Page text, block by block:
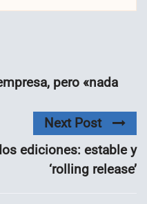
pero «nada
Next Post
ediciones: estable y
‘rolling release’